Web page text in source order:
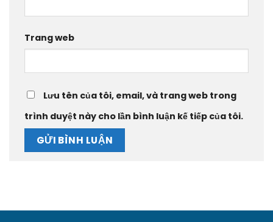
Trang web
Lưu tên của tôi, email, và trang web trong
trình duyệt này cho lần bình luận kế tiếp của tôi.